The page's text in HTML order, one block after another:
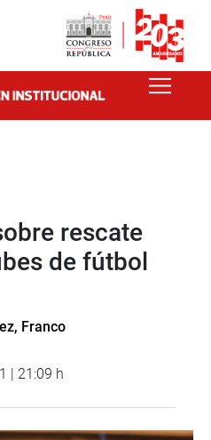
rescate
de fútbol
Franco
| 21:09 h